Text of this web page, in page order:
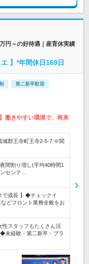
円～の好待遇｜産育休実績
】*年間休日169日
第二新卒歓迎
働きやすい環境で、将来
城郡王寺町王寺2-5-7 ※関
間割り増し(平均40時間1
センテ…
で成長 】◆チェックイ
どフロント業務全般をお
スタッフもたくさん活
未経験・第二新卒・ブラ